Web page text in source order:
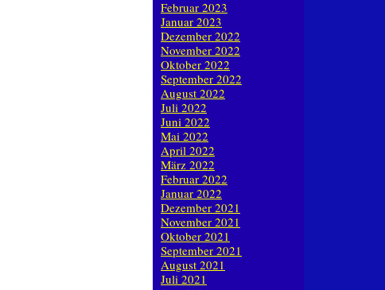
Februar 2023
Januar 2023
Dezember 2022
November 2022
Oktober 2022
September 2022
August 2022
Juli 2022
Juni 2022
Mai 2022
April 2022
März 2022
Februar 2022
Januar 2022
Dezember 2021
November 2021
Oktober 2021
September 2021
August 2021
Juli 2021